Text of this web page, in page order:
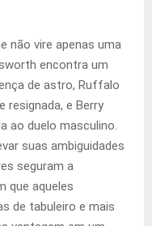
não vire apenas uma
encontra um
de astro, Ruffalo
resignada, e Berry
ao duelo masculino.
suas ambiguidades
seguram a
que aqueles
de tabuleiro e mais